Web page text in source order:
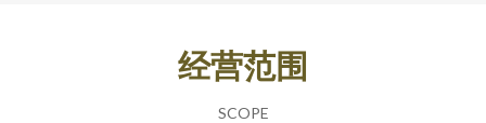
经营范围
SCOPE